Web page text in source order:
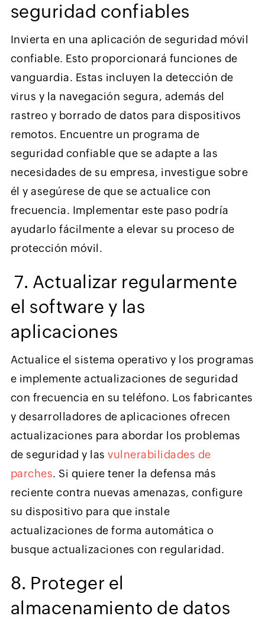
seguridad confiables
Invierta en una aplicación de seguridad móvil
confiable. Esto proporcionará funciones de
vanguardia. Estas incluyen la detección de
virus y la navegación segura, además del
rastreo y borrado de datos para dispositivos
remotos. Encuentre un programa de
seguridad confiable que se adapte a las
necesidades de su empresa, investigue sobre
él y asegúrese de que se actualice con
frecuencia. Implementar este paso podría
ayudarlo fácilmente a elevar su proceso de
protección móvil.
7. Actualizar regularmente
el software y las
aplicaciones
Actualice el sistema operativo y los programas
e implemente actualizaciones de seguridad
con frecuencia en su teléfono. Los fabricantes
y desarrolladores de aplicaciones ofrecen
actualizaciones para abordar los problemas
de seguridad y lasvulnerabilidades de
parches. Si quiere tener la defensa más
reciente contra nuevas amenazas, configure
su dispositivo para que instale
actualizaciones de forma automática o
busque actualizaciones con regularidad.
8. Proteger el
almacenamiento de datos